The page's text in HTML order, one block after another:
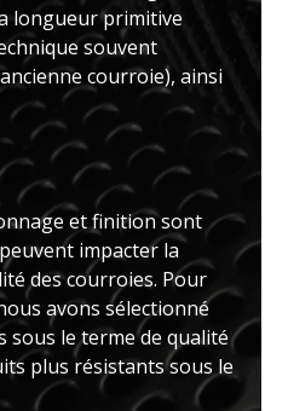
longueur primitive
souvent
courroie), ainsi
et finition sont
impacter la
des courroies. Pour
avons sélectionné
sous le terme de qualité
plus résistants sous le